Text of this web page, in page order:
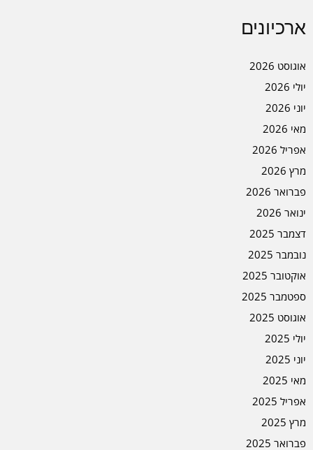
ארכיונים
אוגוסט 2026
יולי 2026
יוני 2026
מאי 2026
אפריל 2026
מרץ 2026
פברואר 2026
ינואר 2026
דצמבר 2025
נובמבר 2025
אוקטובר 2025
ספטמבר 2025
אוגוסט 2025
יולי 2025
יוני 2025
מאי 2025
אפריל 2025
מרץ 2025
פברואר 2025